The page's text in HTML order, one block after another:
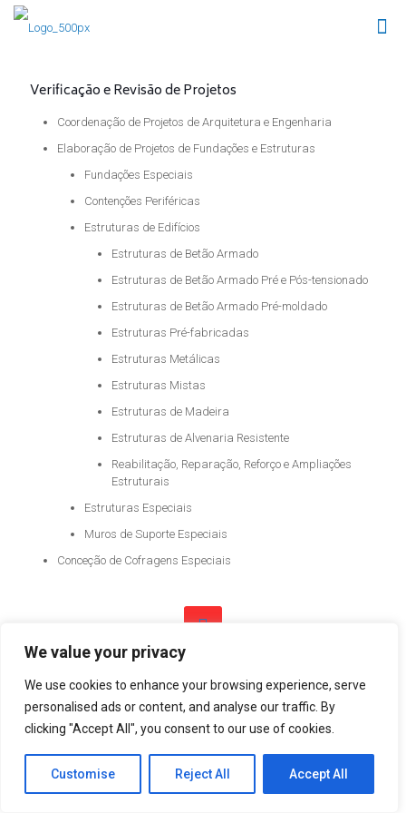
We value your privacy
We use cookies to enhance your browsing experience, serve
personalised ads or content, and analyse our traffic. By
clicking "Accept All", you consent to our use of cookies.
Customise Reject All Accept All
Verificação e Revisão de Projetos
Coordenação de Projetos de Arquitetura e Engenharia
Elaboração de Projetos de Fundações e Estruturas
Fundações Especiais
Contenções Periféricas
Estruturas de Edifícios
Estruturas de Betão Armado
Estruturas de Betão Armado Pré e Pós-tensionado
Estruturas de Betão Armado Pré-moldado
Estruturas Pré-fabricadas
Estruturas Metálicas
Estruturas Mistas
Estruturas de Madeira
Estruturas de Alvenaria Resistente
Reabilitação, Reparação, Reforço e Ampliações
Estruturais
Estruturas Especiais
Muros de Suporte Especiais
Conceção de Cofragens Especiais
© 2021 ASEP Engeneering. All Rights Reserved. Powered by
Plexit